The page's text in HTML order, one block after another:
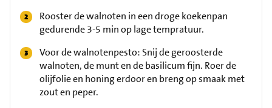
Rooster de walnoten in een droge koekenpan
gedurende 3-5 min op lage tempratuur.
Voor de walnotenpesto: Snij de geroosterde
walnoten, de munt en de basilicum fijn. Roer de
olijfolie en honing erdoor en breng op smaak met
zout en peper.